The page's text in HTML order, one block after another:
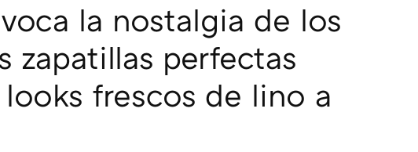
la nostalgia de los
zapatillas perfectas
frescos de lino a